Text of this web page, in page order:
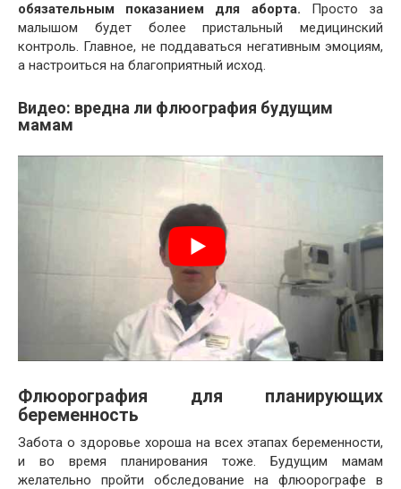
обязательным показанием для аборта. Просто за
малышом будет более пристальный медицинский
контроль. Главное, не поддаваться негативным эмоциям,
а настроиться на благоприятный исход.
Видео: вредна ли флюография будущим
мамам
Флюорография для планирующих
беременность
Забота о здоровье хороша на всех этапах беременности,
и во время планирования тоже. Будущим мамам
желательно пройти обследование на флюорографе в